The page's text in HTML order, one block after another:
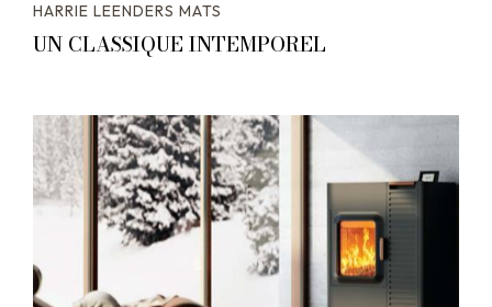
HARRIE LEENDERS MATS
UN CLASSIQUE INTEMPOREL